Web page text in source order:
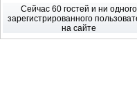
Сейчас 60 гостей и ни одного
зарегистрированного
на сайте